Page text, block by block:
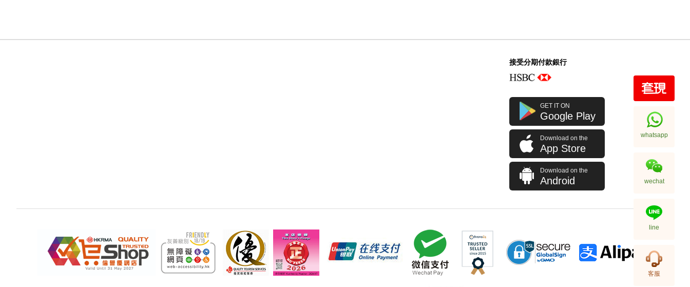
Rolex 勞力士 格林尼治型 Ii Gmt-
Master Ii 126710blro-0001 精鋼
百事圈
256,000.00
接受分期付款銀行
GET IT ON
Google Play
Download on the
App Store
Download on the
Android
whatsapp
wechat
line
客服